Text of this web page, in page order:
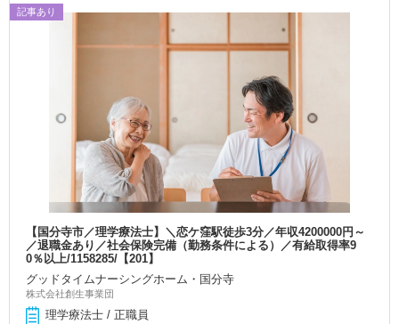
記事あり
【国分寺市／理学療法士】＼恋ケ窪駅徒歩3分／年収4200000円～
／退職金あり／社会保険完備（勤務条件による）／有給取得率9
0％以上/1158285/【201】
グッドタイムナーシングホーム・国分寺
株式会社創生事業団
理学療法士 / 正職員